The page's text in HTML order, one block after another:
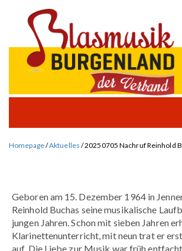
Homepage/Aktuelles /20250705 Nachruf Reinhold
Geboren am 15. Dezember 1964 in
Reinhold Buchas seine musikalische
jungen Jahren. Schon mit sieben Jahren
Klarinettenunterricht, mit neun trat er
auf. Die Liebe zur Musik war früh